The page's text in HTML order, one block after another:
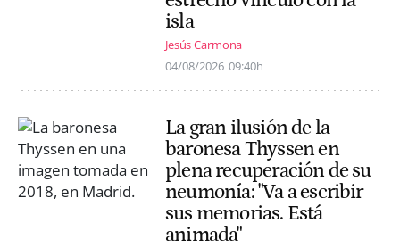
isla
Jesús Carmona
04/08/2026 09:40h
La gran ilusión de la
baronesa Thyssen en
plena recuperación de su
neumonía: "Va a escribir
sus memorias. Está
animada"